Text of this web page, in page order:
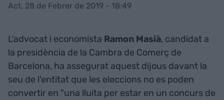
Act. 28 de Febrer de 2019 - 18:49
L'advocat i economista Ramon Masià, candidat a
la presidència de la Cambra de Comerç de
Barcelona, ha assegurat aquest dijous davant la
seu de l'entitat que les eleccions no es poden
convertir en "una lluita per estar en un concurs de